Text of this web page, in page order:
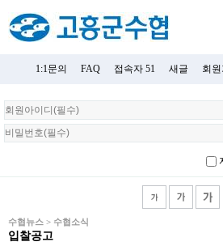
1:1문의 FAQ 접속자 51 새글 회원
회
원
로
수협뉴스 > 수협소식
입찰공고